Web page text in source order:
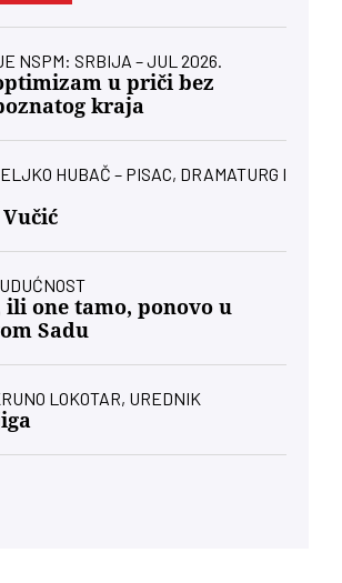
NSPM: SRBIJA – JUL 2026.
u priči bez
kraja
HUBAČ – PISAC, DRAMATURG I
ili one tamo, ponovo u
Sadu
LOKOTAR, UREDNIK